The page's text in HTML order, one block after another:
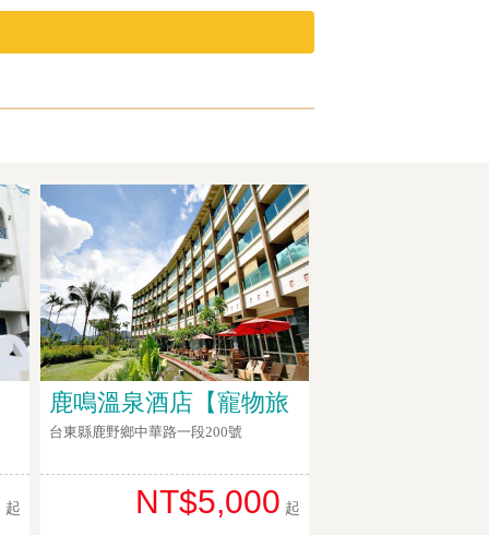
起
鹿鳴溫泉酒店【寵物旅
台東縣鹿野鄉中華路一段200號
NT$5,000 起